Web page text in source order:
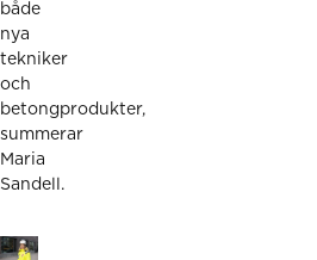
både
nya
tekniker
och
betongprodukter,
summerar
Maria
Sandell.